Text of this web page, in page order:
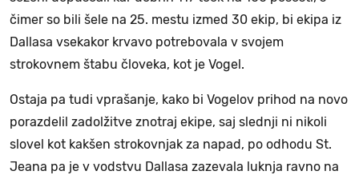
čimer so bili šele na 25. mestu izmed 30 ekip, bi ekipa iz
Dallasa vsekakor krvavo potrebovala v svojem
strokovnem štabu človeka, kot je Vogel.
Ostaja pa tudi vprašanje, kako bi Vogelov prihod na novo
porazdelil zadolžitve znotraj ekipe, saj slednji ni nikoli
slovel kot kakšen strokovnjak za napad, po odhodu St.
Jeana pa je v vodstvu Dallasa zazevala luknja ravno na